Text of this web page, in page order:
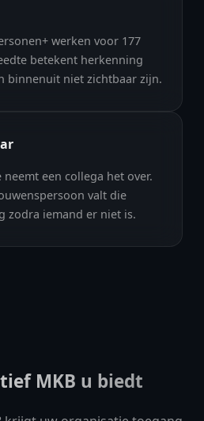
werken voor 177
betekent herkenning
binnenuit niet zichtbaar zijn.
een collega het over.
valt die
zodra iemand er niet is.
MKB u biedt